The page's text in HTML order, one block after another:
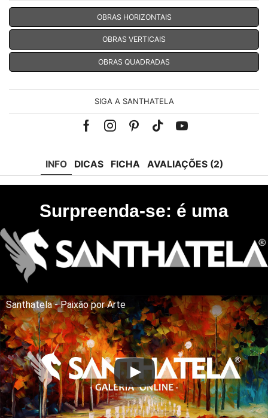
OBRAS HORIZONTAIS
OBRAS VERTICAIS
OBRAS QUADRADAS
SIGA A SANTHATELA
FacebookInstagramPinterest
Tik-Youtube
INFO DICAS FICHA AVALIAÇÕES (2)
Surpreenda-se: é uma
Santhatela - Paixão por Arte